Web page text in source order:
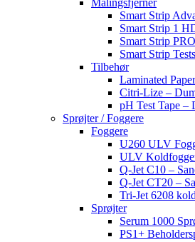
Malingsfjerner
Smart Strip
Smart Strip 1
Smart Strip
Smart Strip
Tilbehør
Laminated
Citri-Lize –
pH Test Tape –
Sprøjter / Foggere
Foggere
U260 ULV
ULV
Q-Jet C10 –
Q-Jet CT20 –
Tri-Jet 6208
Sprøjter
Serum 1000
PS1+